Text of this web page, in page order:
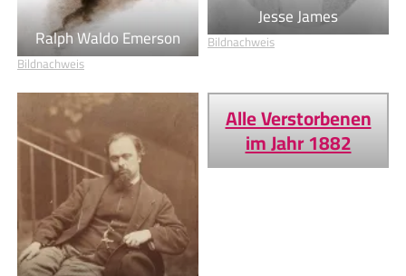
Ralph Waldo Emerson
Bildnachweis
Jesse James
Bildnachweis
Alle Verstorbenen
im Jahr 1882